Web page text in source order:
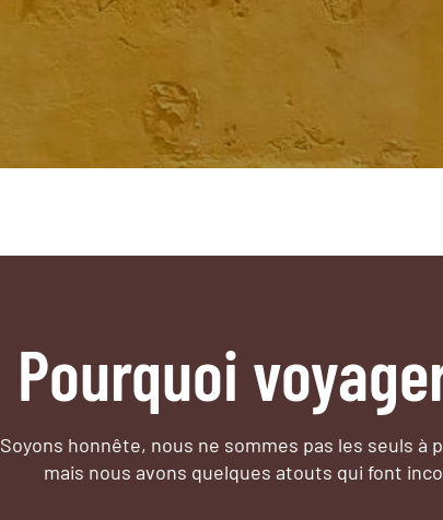
Pourquoi
Soyons honnête, nous ne sommes pas les seuls à
mais nous avons quelques atouts qui font